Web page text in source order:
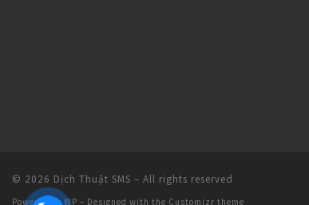
© 2026 Dịch Thuật SMS – All rights reserved
Powered byWP – Designed with the Customizr theme